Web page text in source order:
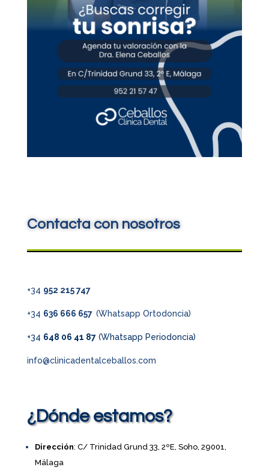
Contacta con nosotros
+34 952 215 747
+34 636 666 657 (Whatsapp Ortodoncia)
+34 648 06 41 87(Whatsapp Periodoncia)
info@clinicadentalceballos.com
¿Dónde estamos?
Dirección: C/ Trinidad Grund 33, 2ºE, Soho, 29001,
Málaga